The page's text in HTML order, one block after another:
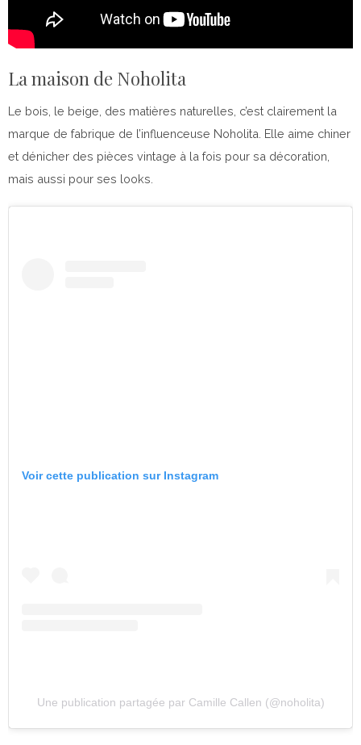
La maison de Noholita
Le bois, le beige, des matières naturelles, c’est clairement la
marque de fabrique de l’influenceuse Noholita. Elle aime chiner
et dénicher des pièces vintage à la fois pour sa décoration,
mais aussi pour ses looks.
Voir cette publication sur Instagram
Une publication partagée par Camille Callen (@noholita)